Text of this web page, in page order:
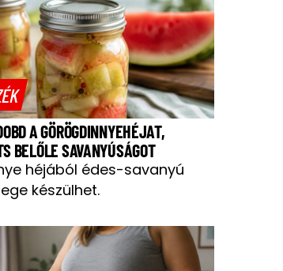
A GÖRÖGDINNYEHÉJAT,
BELŐLE SAVANYÚSÁGOT
héjából édes-savanyú
készülhet.